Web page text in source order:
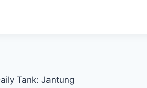
Tank: Jantung